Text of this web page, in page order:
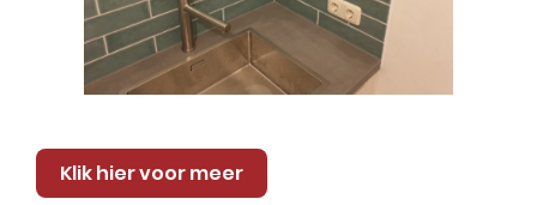
Klik hier voor meer